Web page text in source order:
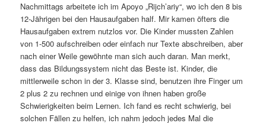
Nachmittags arbeitete ich im Apoyo „Rijch’ariy“, wo ich den 8 bis
12-Jährigen bei den Hausaufgaben half. Mir kamen öfters die
Hausaufgaben extrem nutzlos vor. Die Kinder mussten Zahlen
von 1-500 aufschreiben oder einfach nur Texte abschreiben, aber
nach einer Weile gewöhnte man sich auch daran. Man merkt,
dass das Bildungssystem nicht das Beste ist. Kinder, die
mittlerweile schon in der 3. Klasse sind, benutzen ihre Finger um
2 plus 2 zu rechnen und einige von ihnen haben große
Schwierigkeiten beim Lernen. Ich fand es recht schwierig, bei
solchen Fällen zu helfen, ich nahm jedoch jedes Mal die